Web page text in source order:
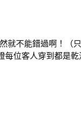
不能錯過啊！（
每位客人穿到都是乾